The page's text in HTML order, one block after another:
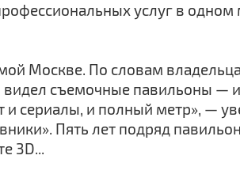
услуг в одном
Москве. По словам
съемочные павильоны —
сериалы, и полный метр», —
Пять лет подряд
3D...